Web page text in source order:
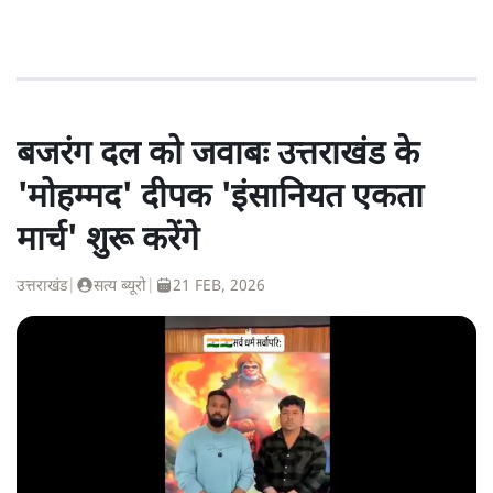
बजरंग दल को जवाबः उत्तराखंड के
'मोहम्मद' दीपक 'इंसानियत एकता
मार्च' शुरू करेंगे
उत्तराखंड| सत्य ब्यूरो 21 FEB, 2026